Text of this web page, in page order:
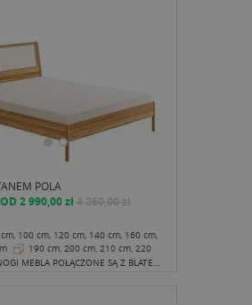
POLA
OD 2 990,00 zł4 260,00 zł
100 cm, 120 cm, 140 cm, 160 cm,
190 cm, 200 cm, 210 cm, 220
DREWNIANE NOGI MEBLA POŁĄCZONE SĄ Z BLATEM W BARDZO NIETUZINKOWY SPOSÓB. TEN Z DALEKA NIEWIDOCZNY ELEMENT SPRAWIA, ŻE ZYSKUJEMY SUBTELNĄ ODMIANĘ OD ZNANYCH NAM FORM.